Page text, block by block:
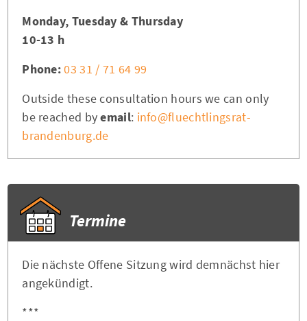
Monday, Tuesday & Thursday
10-13 h
Phone:03 31 / 71 64 99
Outside these consultation hours we can only
be reached byemail: info@fluechtlingsrat-
brandenburg.de
Termine
Die nächste Offene Sitzung wird demnächst hier
angekündigt.
***